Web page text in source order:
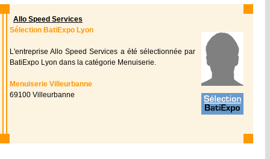
Allo Speed Services
Sélection BatiExpo Lyon
L'entreprise Allo Speed Services a été sélectionnée par
BatiExpo Lyon dans la catégorie Menuiserie.
Menuiserie Villeurbanne
69100 Villeurbanne